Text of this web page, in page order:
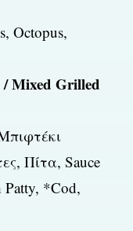
Octopus,
Mixed Grilled
Πίτα, Sauce
Patty, *Cod,